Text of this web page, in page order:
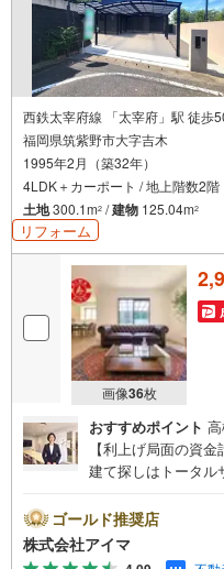
西鉄太宰府線 「太宰府」駅 徒歩
福岡県筑紫野市大字吉木
1995年2月（築32年）
4LDK＋カーポート / 地上階数2階
土地300.1m2 /建物 125.04m2
リフォーム
画像36枚
おすすめポイント
【利上げ局面の資
建て探しはトータル
画」から「物件選び
す。＼株式会社アイ
のローンの提案力】
ゴールド推奨店
株式会社アイマ